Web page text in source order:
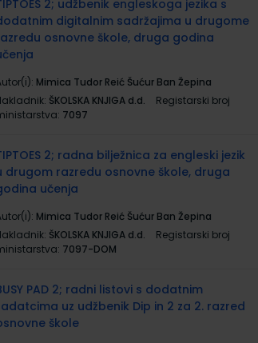
2; udžbenik engleskoga jezika s
digitalnim sadržajima u drugome
osnovne škole, druga godina
Mimica Tudor Reić Šućur Ban Žepina
ŠKOLSKA KNJIGA d.d.
Registarski broj
7097
2; radna bilježnica za engleski jezik
drugom razredu osnovne škole, druga
učenja
Mimica Tudor Reić Šućur Ban Žepina
ŠKOLSKA KNJIGA d.d.
Registarski broj
7097-DOM
PAD 2; radni listovi s dodatnim
uz udžbenik Dip in 2 za 2. razred
škole